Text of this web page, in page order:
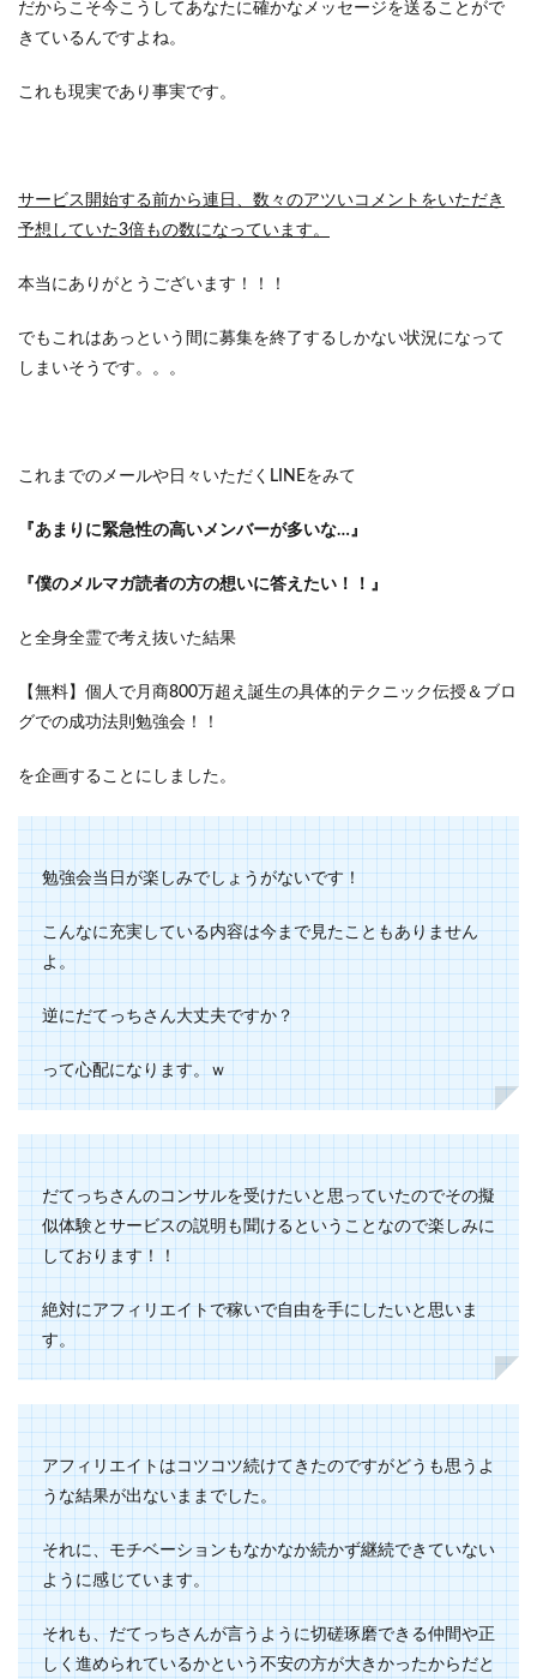
だからこそ今こうしてあなたに確かなメッセージを送ることがで
きているんですよね。
これも現実であり事実です。
サービス開始する前から連日、数々のアツいコメントをいただき
予想していた3倍もの数になっています。
本当にありがとうございます！！！
でもこれはあっという間に募集を終了するしかない状況になって
しまいそうです。。。
これまでのメールや日々いただくLINEをみて
『あまりに緊急性の高いメンバーが多いな…』
『僕のメルマガ読者の方の想いに答えたい！！』
と全身全霊で考え抜いた結果
【無料】個人で月商800万超え誕生の具体的テクニック伝授＆ブロ
グでの成功法則勉強会！！
を企画することにしました。
勉強会当日が楽しみでしょうがないです！
こんなに充実している内容は今まで見たこともありません
よ。
逆にだてっちさん大丈夫ですか？
って心配になります。ｗ
だてっちさんのコンサルを受けたいと思っていたのでその擬
似体験とサービスの説明も聞けるということなので楽しみに
しております！！
絶対にアフィリエイトで稼いで自由を手にしたいと思いま
す。
アフィリエイトはコツコツ続けてきたのですがどうも思うよ
うな結果が出ないままでした。
それに、モチベーションもなかなか続かず継続できていない
ように感じています。
それも、だてっちさんが言うように切磋琢磨できる仲間や正
しく進められているかという不安の方が大きかったからだと